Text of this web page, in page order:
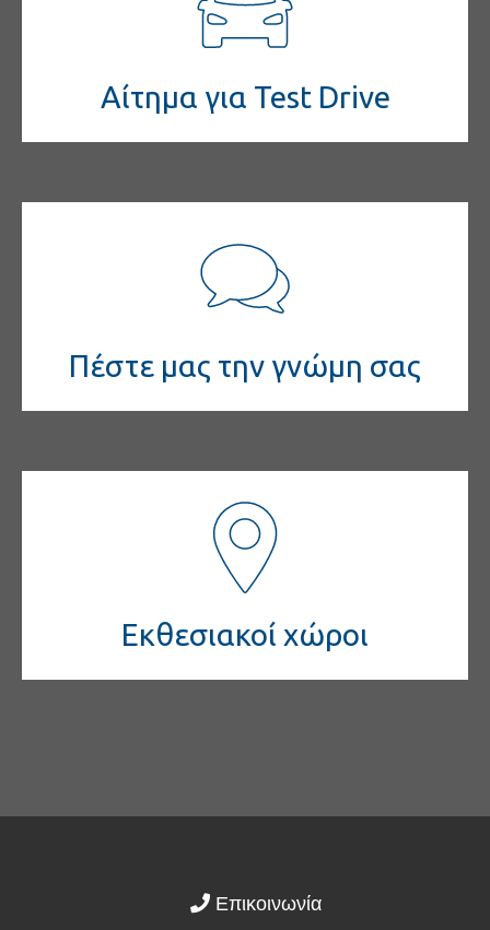
Αίτημα για Test Drive
Πέστε μας την γνώμη σας
Εκθεσιακοί χώροι
Επικοινωνία